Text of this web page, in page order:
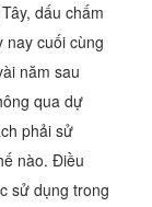
dấu chấm
nay cuối cùng
năm sau
qua dự
phải sử
nào. Điều
sử dụng trong